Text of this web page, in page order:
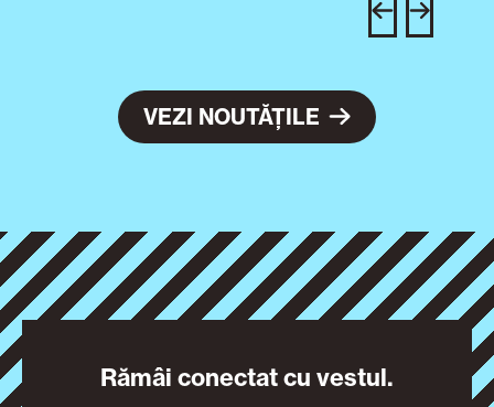
VEZI NOUTĂȚILE
Rămâi conectat cu vestul.